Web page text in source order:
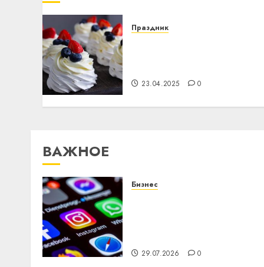
Праздник
23.04.2025 0
ВАЖНОЕ
Бизнес
29.07.2026 0